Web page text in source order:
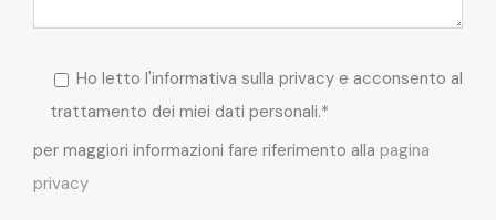
Ho letto l'informativa sulla privacy e acconsento al
trattamento dei miei dati personali.*
per maggiori informazioni fare riferimento alla pagina
privacy